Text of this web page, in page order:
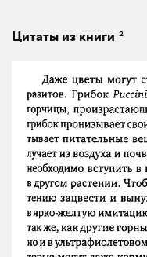
Цитаты из книги 2